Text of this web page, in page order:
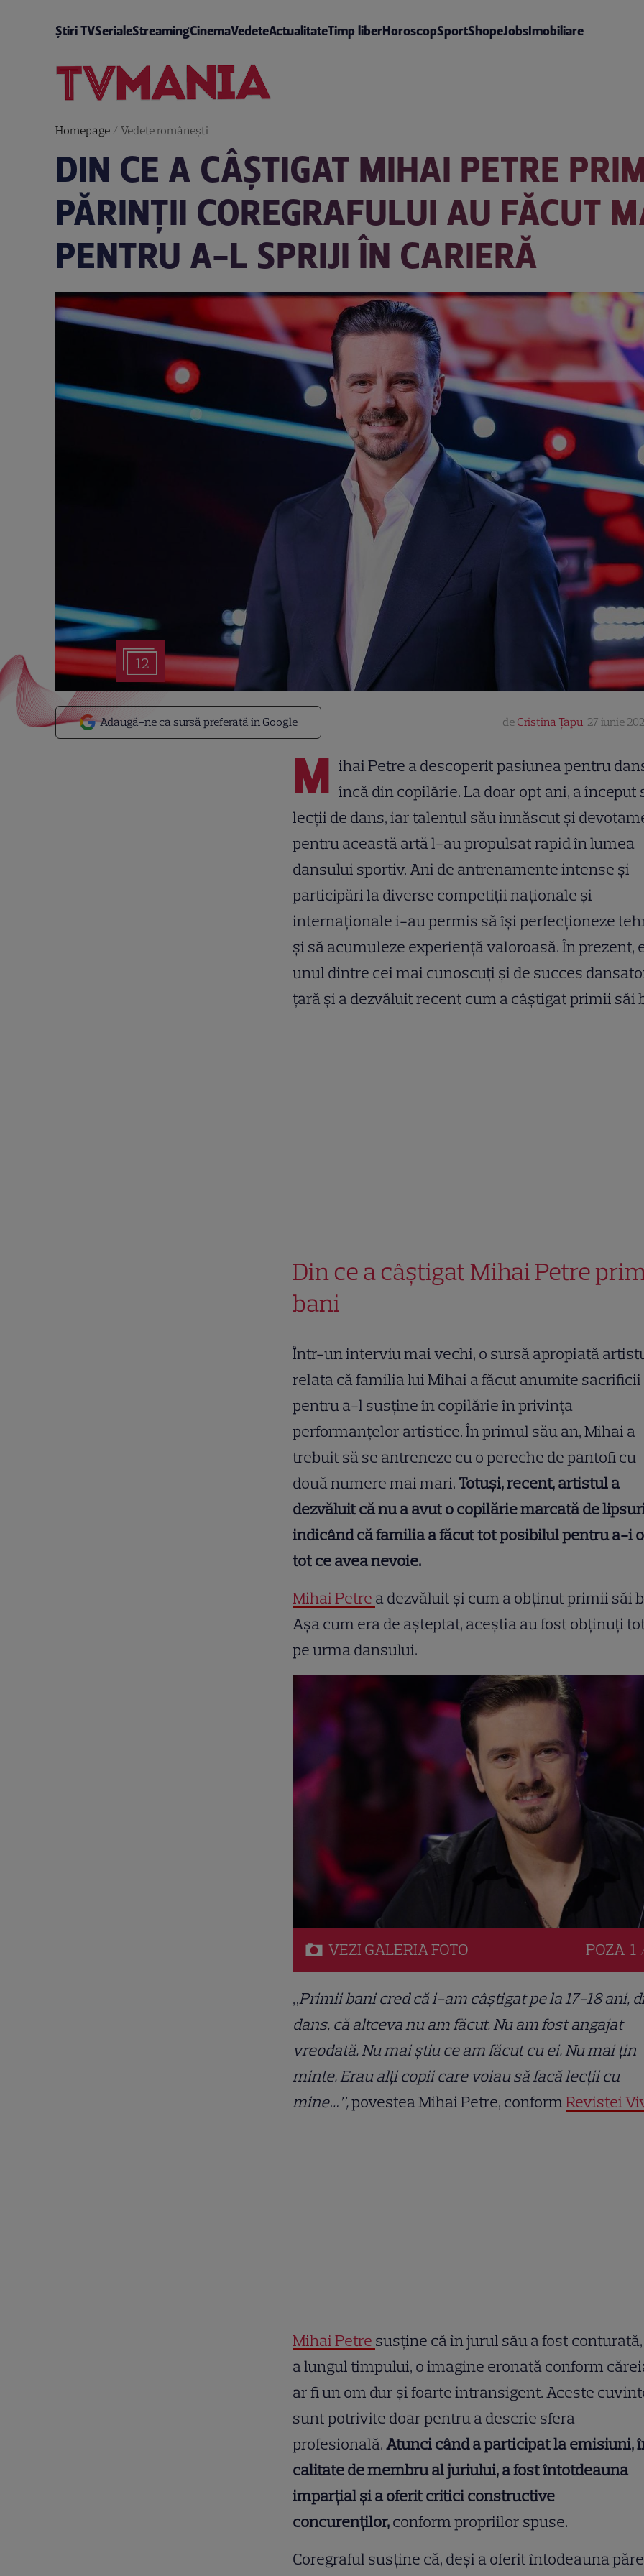
Știri TVSerialeStreamingCinemaVedeteActualitateTimp liberHoroscopSportShopeJobsImobiliare
Homepage/ Vedete româneşti
DIN CE A CÂȘTIGAT MIHAI PETRE
PĂRINȚII COREGRAFULUI AU FĂCUT
PENTRU A-L SPRIJI ÎN CARIERĂ
12
Adaugă-ne ca sursă preferată în Google de Cristina Țapu, 27 iunie
M ihai Petre a descoperit pasiunea pentru
încă din copilărie. La doar opt ani, a început
lecții de dans, iar talentul său înnăscut și
pentru această artă l-au propulsat rapid în lumea
dansului sportiv. Ani de antrenamente intense și
participări la diverse competiții naționale și
internaționale i-au permis să își perfecționeze
și să acumuleze experiență valoroasă. În prezent,
unul dintre cei mai cunoscuți și de succes
țară și a dezvăluit recent cum a câștigat primii săi
Din ce a câștigat Mihai Petre
bani
Într-un interviu mai vechi, o sursă apropiată
relata că familia lui Mihai a făcut anumite sacrificii
pentru a-l susține în copilărie în privința
performanțelor artistice. În primul său an, Mihai a
trebuit să se antreneze cu o pereche de pantofi cu
două numere mai mari. Totuși, recent, artistul a
dezvăluit că nu a avut o copilărie marcată de
indicând că familia a făcut tot posibilul pentru a-i
tot ce avea nevoie.
Mihai Petre a dezvăluit și cum a obținut primii săi
Așa cum era de așteptat, aceștia au fost obținuți
pe urma dansului.
VEZI GALERIAFOTO POZA 1
„Primii bani cred că i-am câștigat pe la 17-18 ani,
dans, că altceva nu am făcut. Nu am fost angajat
vreodată. Nu mai știu ce am făcut cu ei. Nu mai țin
minte. Erau alți copii care voiau să facă lecții cu
mine…”,povestea Mihai Petre, conformRevistei
Mihai Petre susține că în jurul său a fost
a lungul timpului, o imagine eronată conform
ar fi un om dur și foarte intransigent. Aceste
sunt potrivite doar pentru a descrie sfera
profesională.Atunci când a participat la emisiuni,
calitate de membru al juriului, a fost întotdeauna
imparțial și a oferit critici constructive
concurenților,conform propriilor spuse.
Coregraful susține că, deși a oferit întodeauna